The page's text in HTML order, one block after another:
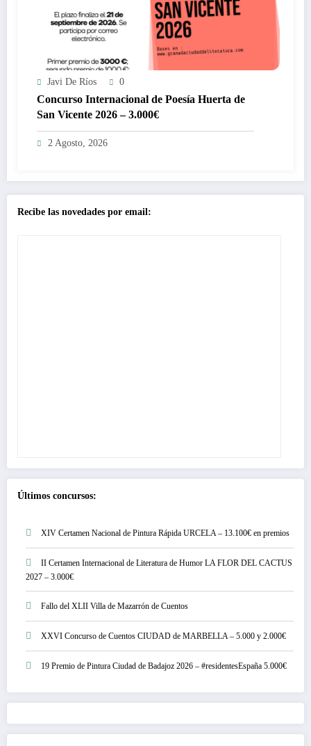
Javi De Ríos 0
Concurso Internacional de Poesía Huerta de
San Vicente 2026 – 3.000€
2 Agosto, 2026
Recibe las novedades por email:
Últimos concursos:
XIV Certamen Nacional de Pintura Rápida URCELA – 13.100€ en premios
II Certamen Internacional de Literatura de Humor LA FLOR DEL CACTUS
2027 – 3.000€
Fallo del XLII Villa de Mazarrón de Cuentos
XXVI Concurso de Cuentos CIUDAD de MARBELLA – 5.000 y 2.000€
19 Premio de Pintura Ciudad de Badajoz 2026 – #residentesEspaña 5.000€